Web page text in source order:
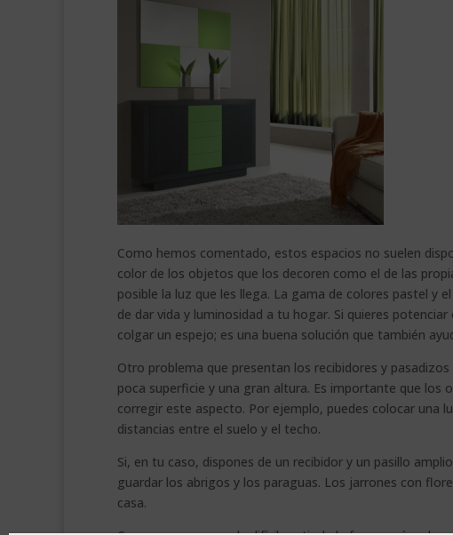
Como hemos comentado, estos espacios no suelen
color de los objetos que los decoren como el de las
posible la luz que les llega. La gama de colores pastel y
de dar vida y luminosidad a tu hogar. Si quieres
colgar un espejo; es una buena solución que también
Otro problema que presentan los recibidores y
poca superficie y una gran altura. Es importante que los
corregir este aspecto. Por ejemplo, puedes colocar una
distancias entre el suelo y el techo.
Si, en tu caso, dispones de un recibidor y un pasillo
guardar los abrigos y los paraguas. Los jarrones con
casa.